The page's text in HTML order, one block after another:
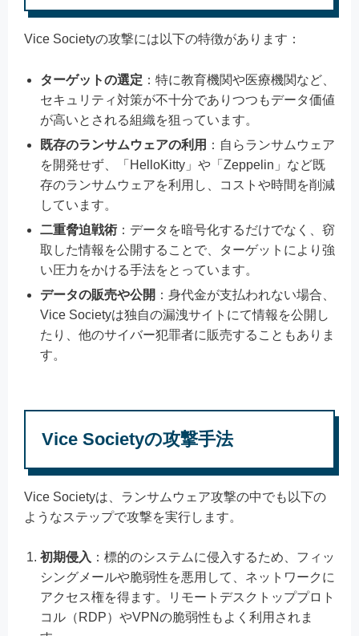
Vice Societyの攻撃には以下の特徴があります：
ターゲットの選定 ：特に教育機関や医療機関など、
セキュリティ対策が不十分でありつつもデータ価値
が高いとされる組織を狙っています。
既存のランサムウェアの利用 ：自らランサムウェア
を開発せず、「HelloKitty」や「Zeppelin」など既
存のランサムウェアを利用し、コストや時間を削減
しています。
二重脅迫戦術 ：データを暗号化するだけでなく、窃
取した情報を公開することで、ターゲットにより強
い圧力をかける手法をとっています。
データの販売や公開 ：身代金が支払われない場合、
Vice Societyは独自の漏洩サイトにて情報を公開し
たり、他のサイバー犯罪者に販売することもありま
す。
Vice Societyの攻撃手法
Vice Societyは、ランサムウェア攻撃の中でも以下の
ようなステップで攻撃を実行します。
初期侵入 ：標的のシステムに侵入するため、フィッ
シングメールや脆弱性を悪用して、ネットワークに
アクセス権を得ます。リモートデスクトッププロト
コル（RDP）やVPNの脆弱性もよく利用されま